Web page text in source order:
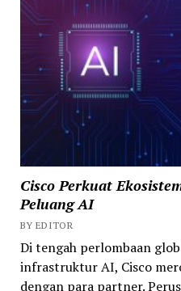
Cisco Perkuat
Peluang AI
BY EDITOR
Di tengah perlombaan
infrastruktur AI, Cisco
dengan para partner.